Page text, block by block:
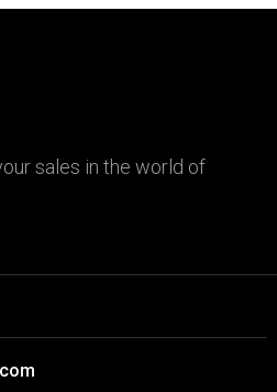
sales in the world of